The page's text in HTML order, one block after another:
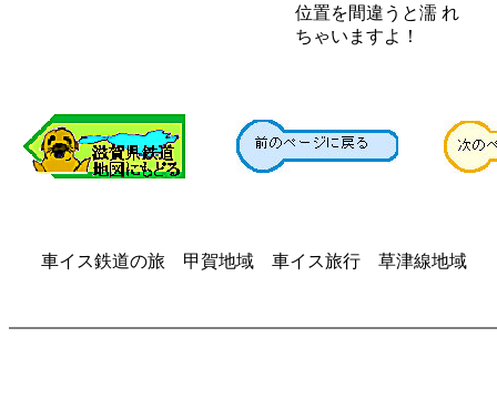
位置を間違うと濡 れ
ちゃいますよ！
車イス鉄道の旅 甲賀地域 車イス旅行 草津線地域